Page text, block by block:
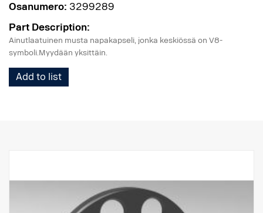
Osanumero: 3299289
Part Description:
Ainutlaatuinen musta napakapseli, jonka keskiössä on V8-
symboli.Myydään yksittäin.
Add to list